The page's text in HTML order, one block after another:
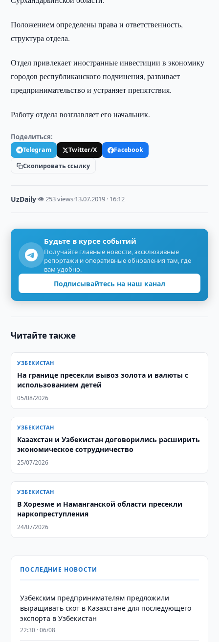
Положением определены права и ответственность,
структура отдела.
Отдел привлекает иностранные инвестиции в экономику
городов республиканского подчинения, развивает
предпринимательство и устраняет препятствия.
Работу отдела возглавляет его начальник.
Поделиться:
Telegram Twitter/X
Facebook
Скопировать ссылку
UzDaily·👁 253 views·13.07.2019 · 16:12
Будьте в курсе событий
Получайте главные новости, эксклюзивные
репортажи и оперативные обновления там, где
вам удобно.
Подписывайтесь на наш канал
Читайте также
УЗБЕКИСТАН
На границе пресекли вывоз золота и валюты с
использованием детей
05/08/2026
УЗБЕКИСТАН
Казахстан и Узбекистан договорились расширить
экономическое сотрудничество
25/07/2026
УЗБЕКИСТАН
В Хорезме и Наманганской области пресекли
наркопреступления
24/07/2026
ПОСЛЕДНИЕ НОВОСТИ
Узбекским предпринимателям предложили
выращивать скот в Казахстане для последующего
экспорта в Узбекистан
22:30 · 06/08